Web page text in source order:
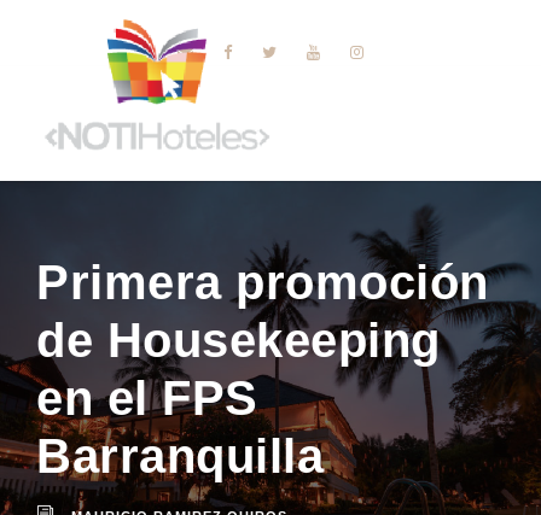
Primera promoción
de Housekeeping
en el FPS
Barranquilla